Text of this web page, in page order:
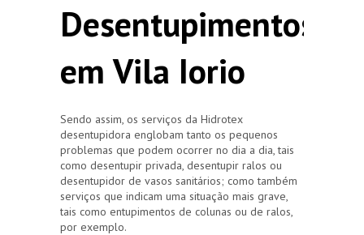
Desentupimentos
em Vila Iorio
Sendo assim, os serviços da Hidrotex
desentupidora englobam tanto os pequenos
problemas que podem ocorrer no dia a dia, tais
como desentupir privada, desentupir ralos ou
desentupidor de vasos sanitários; como também
serviços que indicam uma situação mais grave,
tais como entupimentos de colunas ou de ralos,
por exemplo.